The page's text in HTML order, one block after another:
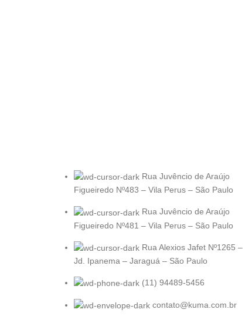
Rua Juvêncio de Araújo
Figueiredo Nº483 – Vila Perus – São Paulo
Rua Juvêncio de Araújo
Figueiredo Nº481 – Vila Perus – São Paulo
Rua Alexios Jafet Nº1265 –
Jd. Ipanema – Jaraguá – São Paulo
(11) 94489-5456
contato@kuma.com.br